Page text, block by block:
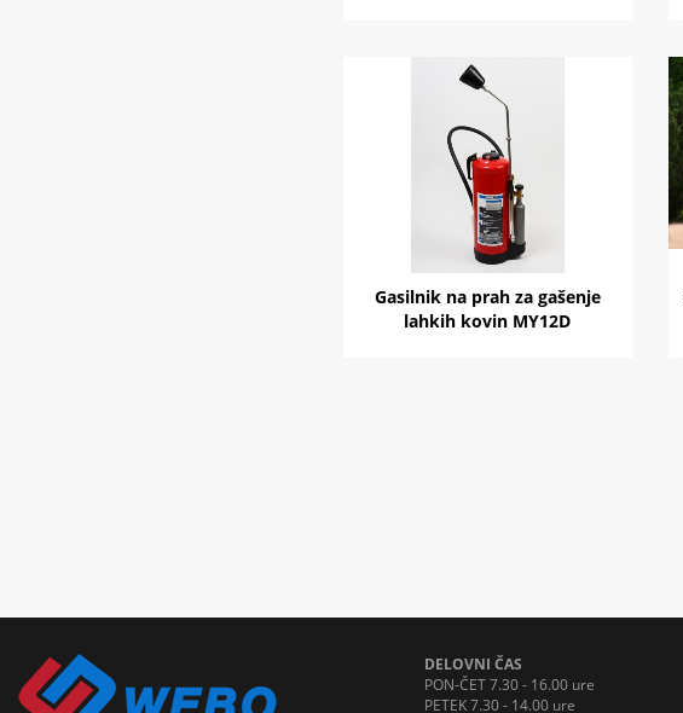
Gasilnik na prah za gašenje
lahkih kovin MY12D
DELOVNI ČAS
PON-ČET 7.30 - 16.00 ure
PETEK 7.30 - 14.00 ure